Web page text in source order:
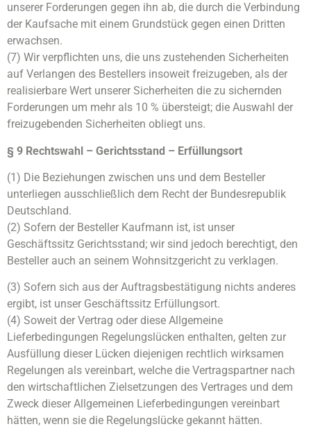
unserer Forderungen gegen ihn ab, die durch die Verbindung
der Kaufsache mit einem Grundstück gegen einen Dritten
erwachsen.
(7) Wir verpflichten uns, die uns zustehenden Sicherheiten
auf Verlangen des Bestellers insoweit freizugeben, als der
realisierbare Wert unserer Sicherheiten die zu sichernden
Forderungen um mehr als 10 % übersteigt; die Auswahl der
freizugebenden Sicherheiten obliegt uns.
§ 9 Rechtswahl – Gerichtsstand – Erfüllungsort
(1) Die Beziehungen zwischen uns und dem Besteller
unterliegen ausschließlich dem Recht der Bundesrepublik
Deutschland.
(2) Sofern der Besteller Kaufmann ist, ist unser
Geschäftssitz Gerichtsstand; wir sind jedoch berechtigt, den
Besteller auch an seinem Wohnsitzgericht zu verklagen.
(3) Sofern sich aus der Auftragsbestätigung nichts anderes
ergibt, ist unser Geschäftssitz Erfüllungsort.
(4) Soweit der Vertrag oder diese Allgemeine
Lieferbedingungen Regelungslücken enthalten, gelten zur
Ausfüllung dieser Lücken diejenigen rechtlich wirksamen
Regelungen als vereinbart, welche die Vertragspartner nach
den wirtschaftlichen Zielsetzungen des Vertrages und dem
Zweck dieser Allgemeinen Lieferbedingungen vereinbart
hätten, wenn sie die Regelungslücke gekannt hätten.